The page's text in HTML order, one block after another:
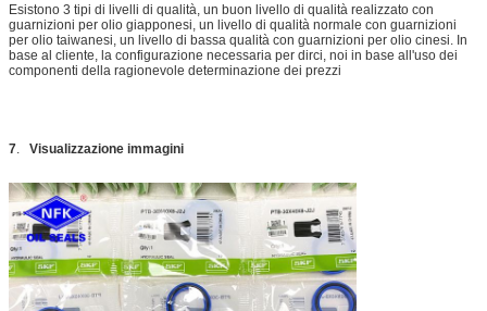
Esistono 3 tipi di livelli di qualità, un buon livello di qualità realizzato con
guarnizioni per olio giapponesi, un livello di qualità normale con guarnizioni
per olio taiwanesi, un livello di bassa qualità con guarnizioni per olio cinesi. In
base al cliente, la configurazione necessaria per dirci, noi in base all'uso dei
componenti della ragionevole determinazione dei prezzi
7. Visualizzazione immagini